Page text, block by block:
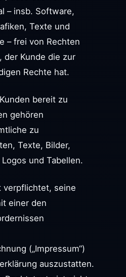
– insb. Software,
Texte und
– frei von Rechten
der Kunde die zur
Rechte hat.
bereit zu
gehören
zu
Texte, Bilder,
und Tabellen.
verpflichtet, seine
einer den
(„Impressum“)
auszustatten.